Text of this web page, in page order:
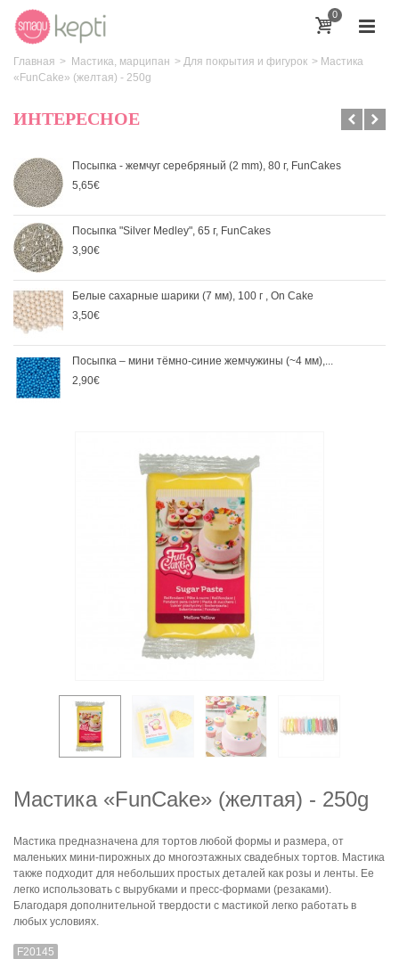
0
Главная > Мастика, марципан > Для покрытия и фигурок > Мастика
«FunCake» (желтая) - 250g
ИНТЕРЕСНОЕ
Посыпка - жемчуг серебряный (2 mm), 80 г, FunCakes
5,65€
Посыпка "Silver Medley", 65 г, FunCakes
3,90€
Белые сахарные шарики (7 мм), 100 г , On Cake
3,50€
Посыпка – мини тёмно-синие жемчужины (~4 мм),...
2,90€
Мастика «FunCake» (желтая) - 250g
Мастика предназначена для тортов любой формы и размера, от
маленьких мини-пирожных до многоэтажных свадебных тортов. Мастика
также подходит для небольших простых деталей как розы и ленты. Ее
легко использовать с вырубками и пресс-формами (резаками).
Благодаря дополнительной твердости с мастикой легко работать в
любых условиях.
F20145